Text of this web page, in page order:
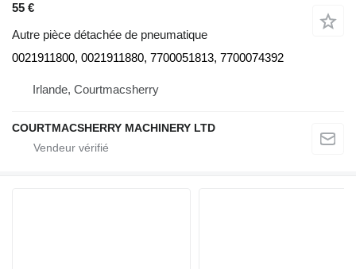
55 €
Autre pièce détachée de pneumatique
0021911800, 0021911880, 7700051813, 7700074392
Irlande, Courtmacsherry
COURTMACSHERRY MACHINERY LTD